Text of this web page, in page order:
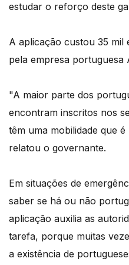
estudar o reforço deste
A aplicação custou 35 mil
pela empresa portuguesa
"A maior parte dos
encontram inscritos nos
têm uma mobilidade que
relatou o governante.
Em situações de
saber se há ou não
aplicação auxilia as
tarefa, porque muitas
a existência de